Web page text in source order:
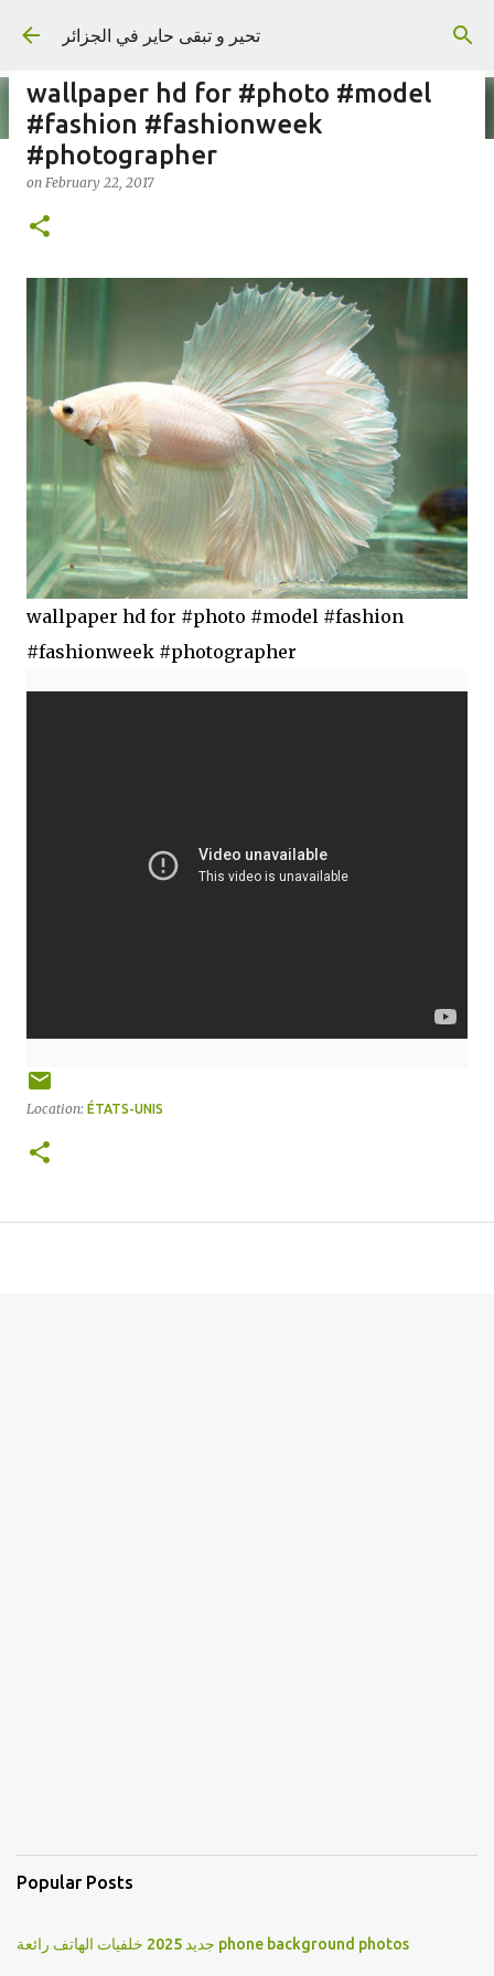
Skip to main content
تحير و تبقى حاير في الجزائر
onSeptember 02, 2023
wallpaper hd for #photo #model
#fashion #fashionweek
#photographer
on February 22, 2017
wallpaper hd for #photo #model #fashion
#fashionweek #photographer
Location: ÉTATS-UNIS
Popular Posts
جديد 2025 خلفيات الهاتف رائعة phone background photos